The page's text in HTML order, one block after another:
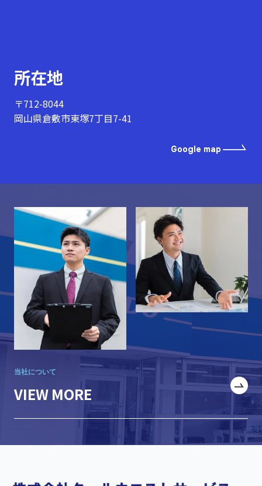
所在地
〒712-8044
岡山県倉敷市東塚7丁目7-41
Google map
当社について
VIEW MORE